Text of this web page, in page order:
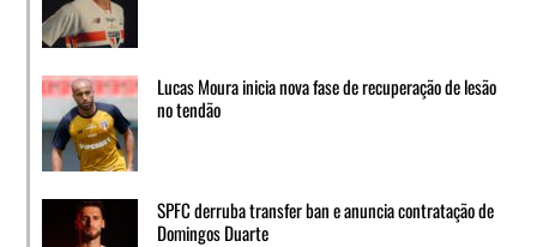
Lucas Moura inicia nova fase de recuperação de lesão
no tendão
SPFC derruba transfer ban e anuncia contratação de
Domingos Duarte